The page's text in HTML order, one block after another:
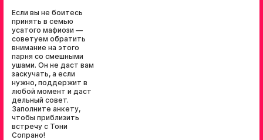
Если вы не боитесь
принять в семью
усатого мафиози —
советуем обратить
внимание на этого
парня со смешными
ушами. Он не даст вам
заскучать, а если
нужно, поддержит в
любой момент и даст
дельный совет.
Заполните анкету,
чтобы приблизить
встречу с Тони
Сопрано!